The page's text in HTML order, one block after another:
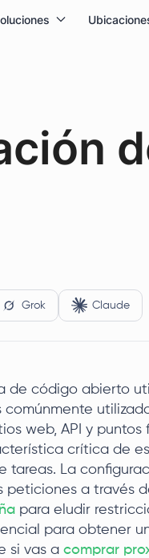
Grok Claude
de código abierto
comúnmente
web, API y
crítica de
tareas. La
a través
para eludir
para obtener
si vas a comprar